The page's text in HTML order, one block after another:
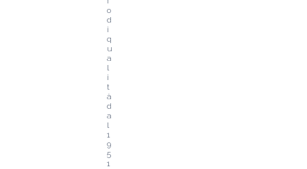
o
d
i
q
u
a
l
i
t
à
d
a
l
1
9
5
1